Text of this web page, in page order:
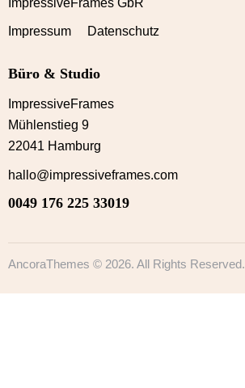
Impressum Datenschutz
Büro & Studio
ImpressiveFrames
Mühlenstieg 9
22041 Hamburg
hallo@impressiveframes.com
0049 176 225 33019
AncoraThemes © 2026. All Rights Reserved.